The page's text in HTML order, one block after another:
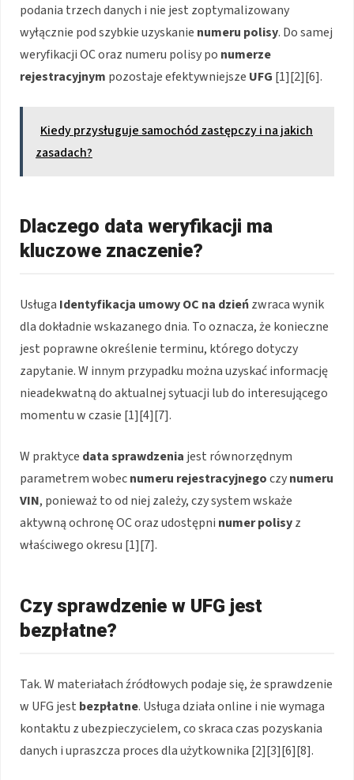
podania trzech danych i nie jest zoptymalizowany
wyłącznie pod szybkie uzyskanie numeru polisy. Do samej
weryfikacji OC oraz numeru polisy po numerze
rejestracyjnym pozostaje efektywniejsze UFG [1][2][6].
Kiedy przysługuje samochód zastępczy i na jakich
zasadach?
Dlaczego data weryfikacji ma
kluczowe znaczenie?
Usługa Identyfikacja umowy OC na dzieńzwraca wynik
dla dokładnie wskazanego dnia. To oznacza, że konieczne
jest poprawne określenie terminu, którego dotyczy
zapytanie. W innym przypadku można uzyskać informację
nieadekwatną do aktualnej sytuacji lub do interesującego
momentu w czasie [1][4][7].
W praktyce data sprawdzenia jest równorzędnym
parametrem wobecnumeru rejestracyjnegoczynumeru
VIN, ponieważ to od niej zależy, czy system wskaże
aktywną ochronę OC oraz udostępni numer polisyz
właściwego okresu [1][7].
Czy sprawdzenie w UFG jest
bezpłatne?
Tak. W materiałach źródłowych podaje się, że sprawdzenie
w UFG jest bezpłatne. Usługa działa online i nie wymaga
kontaktu z ubezpieczycielem, co skraca czas pozyskania
danych i upraszcza proces dla użytkownika [2][3][6][8].